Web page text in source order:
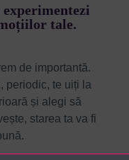
tale.
de importantă.
periodic, te uiți la
și alegi să
starea ta va fi